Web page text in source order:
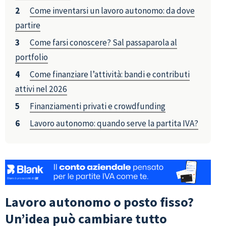
Come inventarsi un lavoro autonomo: da dove
partire
Come farsi conoscere? Sal passaparola al
portfolio
Come finanziare l’attività: bandi e contributi
attivi nel 2026
Finanziamenti privati e crowdfunding
Lavoro autonomo: quando serve la partita IVA?
Lavoro autonomo o posto fisso?
Un’idea può cambiare tutto